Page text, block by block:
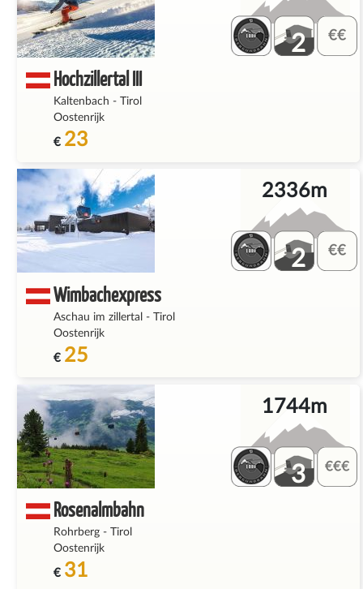
Hochzillertal III
Kaltenbach -
Tirol
Oostenrijk
€ 23
2
Wimbachexpress
Aschau im zillertal - Tirol
Oostenrijk
€ 25
2336m
2
Rosenalmbahn
Rohrberg-
Tirol
Oostenrijk
€ 31
1744m
3